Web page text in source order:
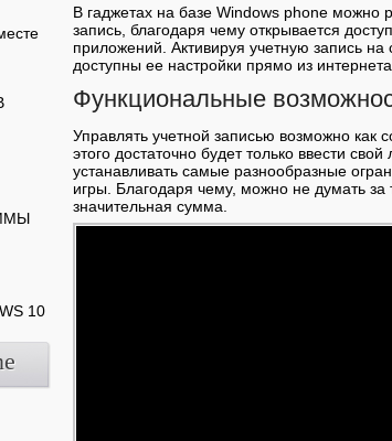
В гаджетах на базе Windows phone можно
запись, благодаря чему открывается
приложений. Активируя учетную запись
доступны ее настройки прямо из интернета.
Функциональные
Управлять учетной записью возможно как
этого достаточно будет только ввести
устанавливать самые разнообразные
игры. Благодаря чему, можно не думать за
значительная сумма.
10